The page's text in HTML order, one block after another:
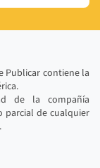
Publicar contiene la
de la compañía
parcial de cualquier